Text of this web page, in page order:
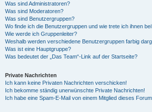
Was sind Administratoren?
Was sind Moderatoren?
Was sind Benutzergruppen?
Wo finde ich die Benutzergruppen und wie trete ich ihnen
Wie werde ich Gruppenleiter?
Weshalb werden verschiedene Benutzergruppen farbig
Was ist eine Hauptgruppe?
Was bedeutet der „Das Team“-Link auf der Startseite?
Private Nachrichten
Ich kann keine Privaten Nachrichten verschicken!
Ich bekomme ständig unerwünschte Private Nachrichten!
Ich habe eine Spam-E-Mail von einem Mitglied dieses